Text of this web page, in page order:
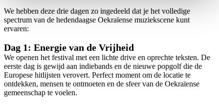
We hebben deze drie dagen zo ingedeeld dat je het volledige
spectrum van de hedendaagse Oekraïense muziekscene kunt
ervaren:
Dag 1: Energie van de Vrijheid
We openen het festival met een lichte drive en oprechte teksten. De
eerste dag is gewijd aan indiebands en de nieuwe popgolf die de
Europese hitlijsten verovert. Perfect moment om de locatie te
ontdekken, mensen te ontmoeten en de sfeer van de Oekraïense
gemeenschap te voelen.